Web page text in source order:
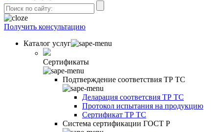
Получить консультацию
Каталог услуг
Сертификаты
Подтверждение соответствия ТР ТС
Деларация соответсвия ТР ТС
Протокол испытания на продукцию
Сертификат ТР ТС
Система сертификации ГОСТ Р